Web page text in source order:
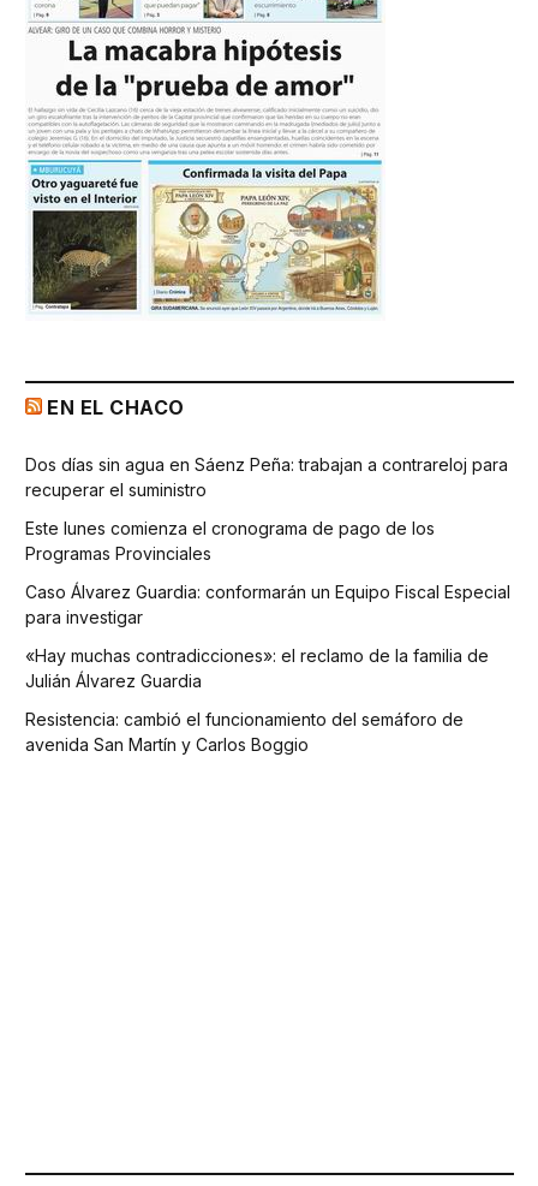
EN EL CHACO
Dos días sin agua en Sáenz Peña: trabajan a contrareloj para
recuperar el suministro
Este lunes comienza el cronograma de pago de los
Programas Provinciales
Caso Álvarez Guardia: conformarán un Equipo Fiscal Especial
para investigar
«Hay muchas contradicciones»: el reclamo de la familia de
Julián Álvarez Guardia
Resistencia: cambió el funcionamiento del semáforo de
avenida San Martín y Carlos Boggio